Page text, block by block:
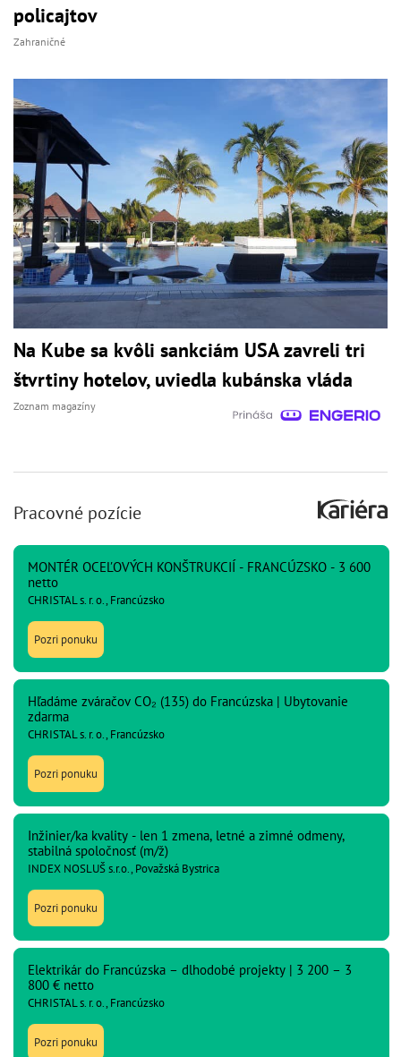
policajtov
Zahraničné
Na Kube sa kvôli sankciám USA zavreli tri
štvrtiny hotelov, uviedla kubánska vláda
Zoznam magazíny
Pracovné pozície
MONTÉR OCEĽOVÝCH KONŠTRUKCIÍ - FRANCÚZSKO - 3 600
netto
CHRISTAL s. r. o., Francúzsko
Pozri ponuku
Hľadáme zváračov CO₂ (135) do Francúzska | Ubytovanie
zdarma
CHRISTAL s. r. o., Francúzsko
Pozri ponuku
Inžinier/ka kvality - len 1 zmena, letné a zimné odmeny,
stabilná spoločnosť (m/ž)
INDEX NOSLUŠ s.r.o., Považská Bystrica
Pozri ponuku
Elektrikár do Francúzska – dlhodobé projekty | 3 200 – 3
800 € netto
CHRISTAL s. r. o., Francúzsko
Pozri ponuku